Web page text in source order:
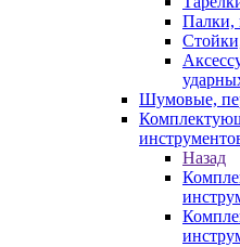
Палки,
Шумовые,
Назад